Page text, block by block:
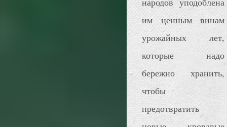
им ценным винам
урожайных лет,
которые надо
бережно хранить,
чтобы
предотвратить